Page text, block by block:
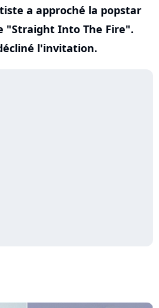
a approché la popstar
"Straight Into The Fire".
l'invitation.